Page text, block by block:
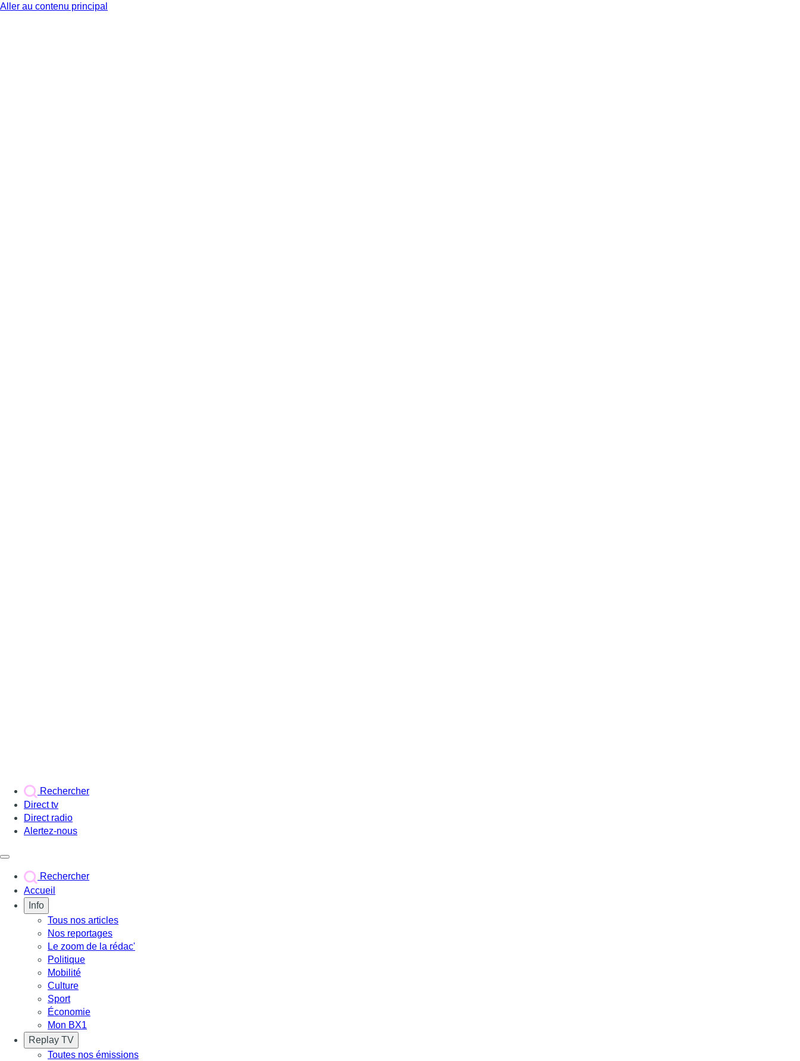
Aller au contenu principal
Rechercher
Direct tv
Direct radio
Alertez-nous
Rechercher
Accueil
Info
Tous nos articles
Nos reportages
Le zoom de la rédac'
Politique
Mobilité
Culture
Sport
Économie
Mon BX1
Replay TV
Toutes nos émissions